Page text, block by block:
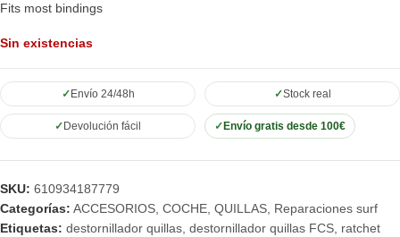
Fits most bindings
Sin existencias
Envío 24/48h Stock real
Devolución fácil Envío gratis desde 100€
SKU: 610934187779
Categorías: ACCESORIOS, COCHE, QUILLAS, Reparaciones surf
Etiquetas: destornillador quillas, destornillador quillas FCS, ratchet